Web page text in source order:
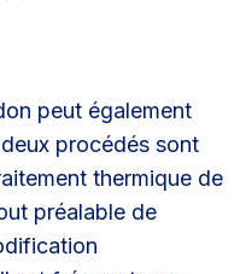
peut également
procédés sont
thermique de
préalable de